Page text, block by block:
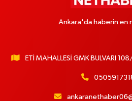
Ankara'da haberin en
ETİ MAHALLESİ GMK BULVARI